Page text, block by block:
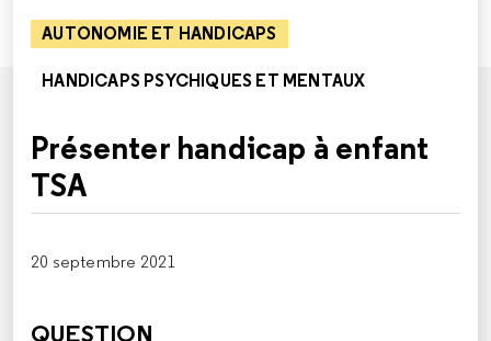
AUTONOMIE ET HANDICAPS
HANDICAPS PSYCHIQUES ET MENTAUX
Présenter handicap à enfant
TSA
20 septembre 2021
QUESTION